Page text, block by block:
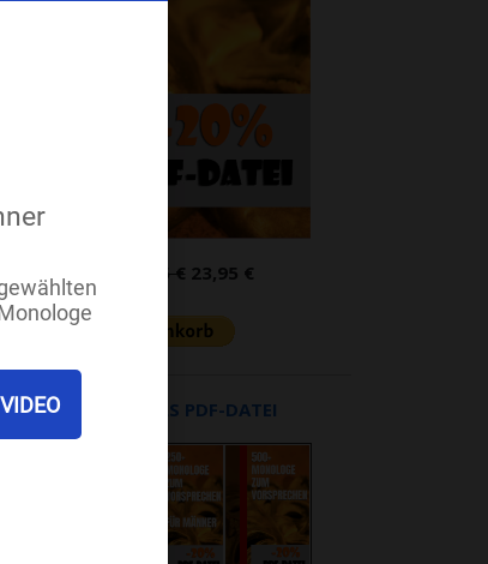
29,95 € 23,95 €
UNSERE BÜCHER ALS PDF-DATEI